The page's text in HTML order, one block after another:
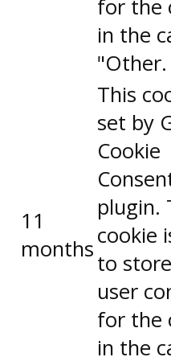
for the
in the
"Other.
11
months
This
set by
Cookie
plugin.
cookie
to
user
for the
in the